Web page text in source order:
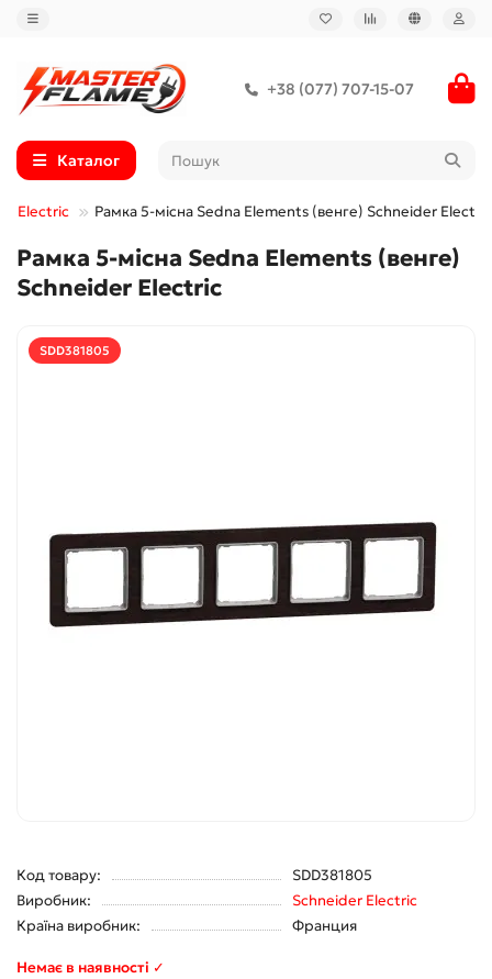
+38 (077) 707-15-07
Каталог
Electric Рамка 5-місна Sedna Elements (венге) Schneider Electric
Рамка 5-місна Sedna Elements (венге)
Schneider Electric
SDD381805
Код товару:
SDD381805
Виробник:
Schneider Electric
Країна виробник:
Франция
Немає в наявності ✓